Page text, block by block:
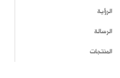
الرؤية
الرسالة
المنتجات